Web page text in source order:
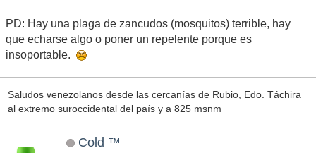
PD: Hay una plaga de zancudos (mosquitos) terrible, hay
que echarse algo o poner un repelente porque es
insoportable.
Saludos venezolanos desde las cercanías de Rubio, Edo. Táchira
al extremo suroccidental del país y a 825 msnm
Cold ™